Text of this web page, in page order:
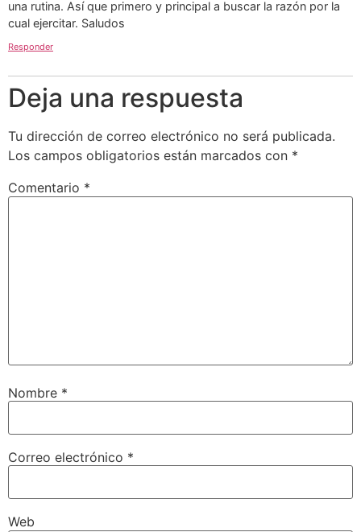
una rutina. Así que primero y principal a buscar la razón por la
cual ejercitar. Saludos
Responder
Deja una respuesta
Tu dirección de correo electrónico no será publicada.
Los campos obligatorios están marcados con *
Comentario *
Nombre *
Correo electrónico *
Web